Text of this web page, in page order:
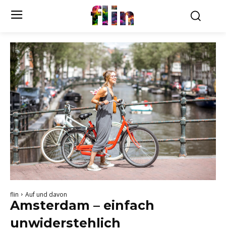
flin
flin Auf und davon
Amsterdam – einfach
unwiderstehlich